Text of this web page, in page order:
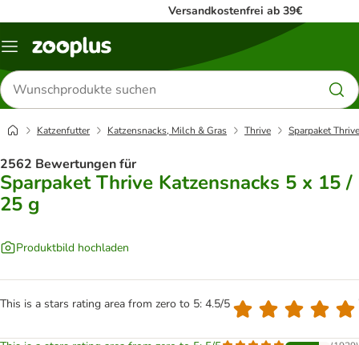
Versandkostenfrei ab 39€
Menü
Produkte
suchen
Katzenfutter Katzensnacks, Milch & Gras Thrive Sparpaket
2562 Bewertungen für
Sparpaket Thrive Katzensnacks 5 x 15 /
25 g
Produktbild hochladen
This is a stars rating area from zero to 5: 4.5/5